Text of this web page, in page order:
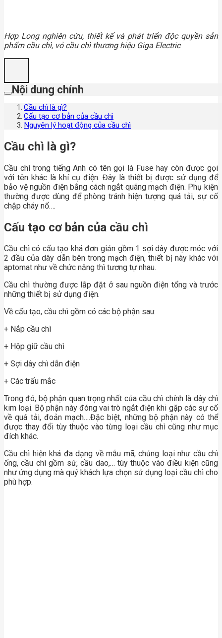
Hợp Long nghiên cứu, thiết kế và phát triển độc quyền sản
phẩm cầu chì, vỏ cầu chì thương hiệu Giga Electric
Nội dung chính
Cầu chì là gì?
Cấu tạo cơ bản của cầu chì
Nguyên lý hoạt động của cầu chì
Cầu chì là gì?
Cầu chì trong tiếng Anh có tên gọi là Fuse hay còn được gọi
với tên khác là khí cụ điện. Đây là thiết bị được sử dụng để
bảo vệ nguồn điện bằng cách ngắt quãng mạch điện. Phụ kiện
thường được dùng để phòng tránh hiện tượng quá tải, sự cố
chập cháy nổ….
Cấu tạo cơ bản của cầu chì
Cầu chì có cấu tạo khá đơn giản gồm 1 sợi dây được móc với
2 đầu của dây dẫn bên trong mạch điện, thiết bị này khác với
aptomat như về chức năng thì tương tự nhau.
Cầu chì thường được lắp đặt ở sau nguồn điện tổng và trước
những thiết bị sử dụng điện.
Về cấu tạo, cầu chì gồm có các bộ phận sau:
+ Nắp cầu chì
+ Hộp giữ cầu chì
+ Sợi dây chì dẫn điện
+ Các trấu mắc
Trong đó, bộ phận quan trọng nhất của cầu chì chính là dây chì
kim loại. Bộ phận này đóng vai trò ngắt điện khi gặp các sự cố
về quá tải, đoản mạch….Đặc biệt, những bộ phận này có thể
được thay đổi tùy thuộc vào từng loại cầu chì cũng như mục
đích khác.
Cầu chì hiện khá đa dạng về mẫu mã, chủng loại như cầu chì
ống, cầu chì gồm sứ, cầu dao,… tùy thuộc vào điều kiện cũng
như ứng dụng mà quý khách lựa chọn sử dụng loại cầu chì cho
phù hợp.